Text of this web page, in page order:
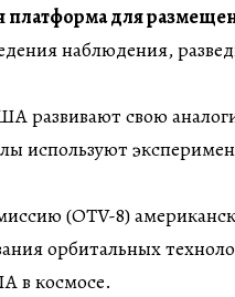
платформа для
наблюдения,
развивают свою
используют
(OTV-8)
орбитальных
в космосе.